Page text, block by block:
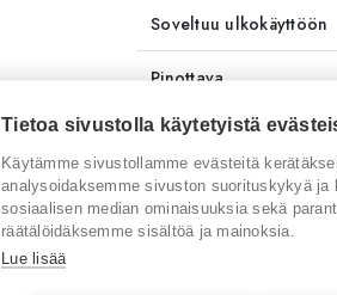
Soveltuu ulkokäyttöön
Pinottava
Toimitusaika
Tuotenumero
Tietoa sivustolla käytetyistä
Käytämme sivustollamme evästeitä
analysoidaksemme sivuston suorituskykyä ja
sosiaalisen median ominaisuuksia sekä
räätälöidäksemme sisältöä ja mainoksia.
Lue lisää